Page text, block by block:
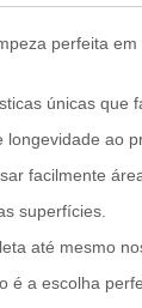
perfeita
únicas que
ao
facilmente
superfícies.
até mesmo
a escolha